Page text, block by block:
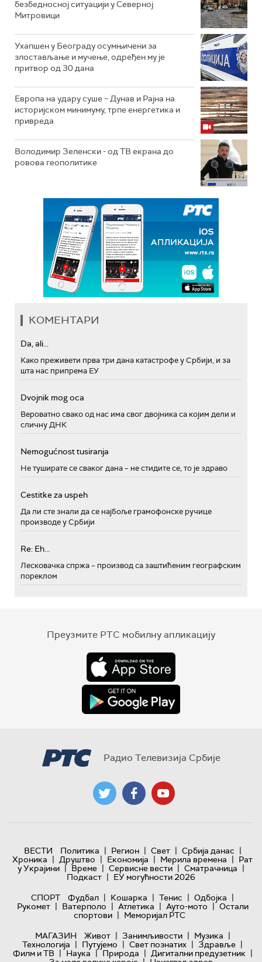
безбедносној ситуацији у Северној
Митровици
Ухапшен у Београду осумњичени за
злостављање и мучење, одређен му је
притвор од 30 дана
Европа на удару суше – Дунав и Рајна на
историјском минимуму, трпе енергетика и
привреда
Володимир Зеленски - од ТВ екрана до
ровова геополитике
КОМЕНТАРИ
Da, ali...
Како преживети прва три дана катастрофе у Србији, и за
шта нас припрема ЕУ
Dvojnik mog oca
Вероватно свако од нас има свог двојника са којим дели и
сличну ДНК
Nemogućnost tusiranja
Не туширате се сваког дана – не стидите се, то је здраво
Cestitke za uspeh
Да ли сте знали да се најбоље грамофонске ручице
производе у Србији
Re: Eh...
Лесковачка спржа – производ са заштићеним географским
пореклом
Преузмите РТС мобилну апликацију
Радио Телевизија Србије
ВЕСТИ Политика | Регион | Свет | Србија данас |
Хроника | Друштво | Економија | Мерила времена | Рат
у Украјини | Време | Сервисне вести | Сматрачница |
Подкаст | ЕУ могућности 2026
СПОРТ
Фудбал | Кошарка | Тенис | Одбојка |
Рукомет | Ватерполо | Атлетика | Ауто-мото | Остали
спортови | Меморијал РТС
МАГАЗИН
Живот | Занимљивости | Музика |
Технологијa | Путујемо | Свет познатих | Здравље |
Филм и ТВ | Наука | Природа | Дигитални предузетник |